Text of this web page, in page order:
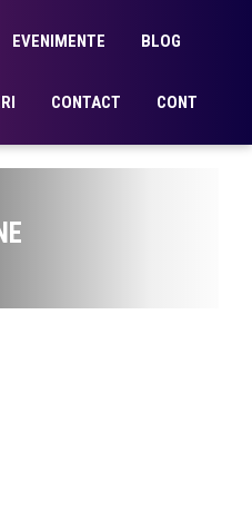
EVENIMENTE BLOG
CONTACT CONT